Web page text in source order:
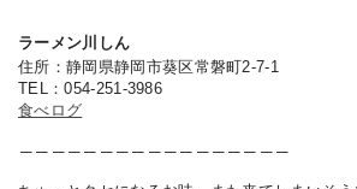
ラーメン川しん
住所：静岡県静岡市葵区常磐町2-7-1
TEL：054-251-3986
食べログ
－－－－－－－－－－－－－－－－－